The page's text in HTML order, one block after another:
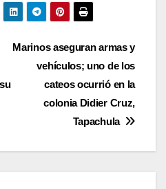
Marinos aseguran armas y
vehículos; uno de los
cateos ocurrió en la
colonia Didier Cruz,
Tapachula